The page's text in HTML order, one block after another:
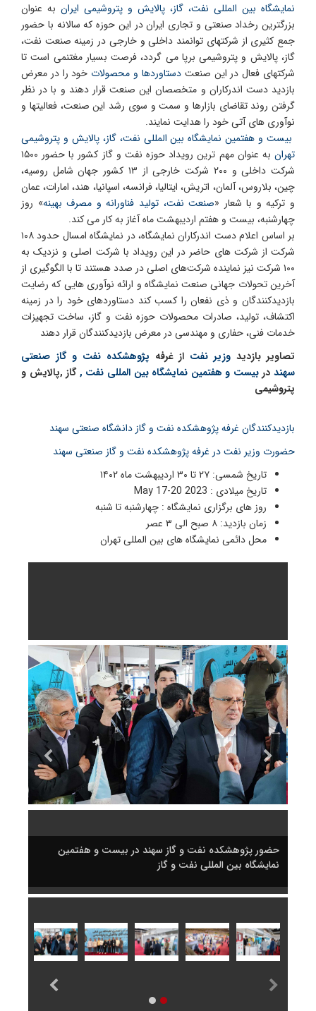
نمایشگاه بین المللی نفت، گاز، پالایش و پتروشیمی ایران به عنوان
بزرگترین رخداد صنعتی و تجاری ایران در این حوزه که سالانه با حضور
جمع کثیری از شرکتهای توانمند داخلی و خارجی در زمینه صنعت نفت،
گاز، پالایش و پتروشیمی برپا می گردد، فرصت بسیار مغتنمی است تا
شرکتهای فعال در این صنعتدستاوردها و محصولات خود را در معرض
بازدید دست اندرکاران و متخصصان این صنعت قرار دهند و با در نظر
گرفتن روند تقاضای بازارها و سمت و سوی رشد این صنعت، فعالیتها و
نوآوری های آتی خود را هدایت نمایند.
بیست و هفتمین نمایشگاه بین المللی نفت، گاز، پالایش و پتروشیمی
تهران
به عنوان مهم ترین رویداد حوزه نفت و گاز کشور با حضور ۱۵۰۰
شرکت داخلی و ۲۰۰ شرکت خارجی از ۱۳ کشور جهان شامل روسیه،
چین، بلاروس، آلمان، اتریش، ایتالیا، فرانسه، اسپانیا، هند، امارات، عمان
و ترکیه و با شعار «صنعت نفت، تولید فناورانه و مصرف بهینه» روز
چهارشنبه، بیست و هفتم اردیبهشت ماه آغاز به کار می کند.
بر اساس اعلام دست اندرکاران نمایشگاه، در نمایشگاه امسال حدود ۱۰۸
شرکت از شرکت های حاضر در این رویداد با شرکت اصلی و نزدیک به
۱۰۰ شرکت نیز نماینده شرکت‌های اصلی در صدد هستند تا با الگوگیری از
آخرین تحولات جهانی صنعت نمایشگاه و ارائه نوآوری هایی که رضایت
بازدیدکنندگان و ذی نفعان را کسب کند دستاوردهای خود را در زمینه
اکتشاف، تولید، صادرات محصولات حوزه نفت و گاز، ساخت تجهیزات
خدمات فنی، حفاری و مهندسی در معرض بازدیدکنندگان قرار دهند
تصاویر بازدیدوزیر نفت از غرفه پژوهشکده نفت و گاز صنعتی
سهنددربیست و هفتمین نمایشگاه بین المللی نفت ,گاز ,پالایش و
پتروشیمی
بازدیدکنندگان غرفه پژوهشکده نفت و گاز دانشگاه صنعتی سهند
حضورت وزیر نفت در غرفه پژوهشکده نفت و گاز صنعتی سهند
تاریخ شمسی: ۲۷ تا ۳۰ اردیبهشت ماه ۱۴۰۲
تاریخ میلادی : May 17-20 2023
روز های برگزاری نمایشگاه : چهارشنبه تا شنبه
زمان بازدید: ۸ صبح الی ۳ عصر
محل دائمی نمایشگاه های بین المللی تهران
حضور پژوهشکده نفت و گاز سهند در بیست و هفتمین
نمایشگاه بین المللی نفت و گاز